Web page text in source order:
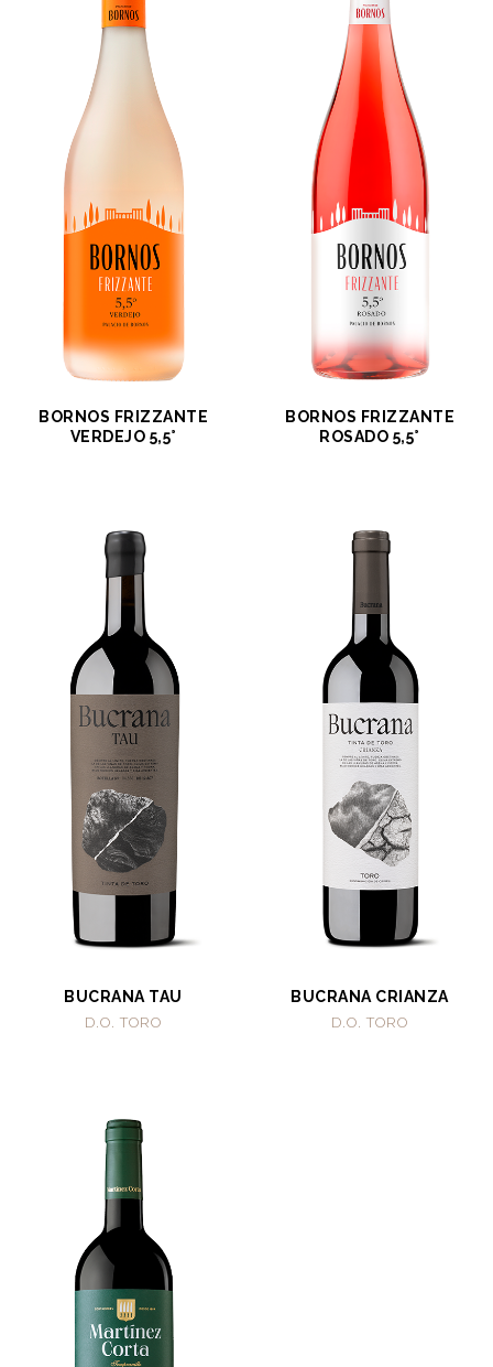
BORNOS FRIZZANTE
VERDEJO 5,5°
BORNOS FRIZZANTE
ROSADO 5,5°
BUCRANA TAU
D.O. TORO
BUCRANA CRIANZA
D.O. TORO